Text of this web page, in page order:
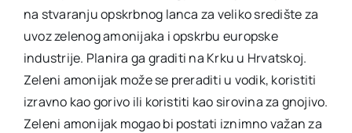
na stvaranju opskrbnog lanca za veliko središte za
uvoz zelenog amonijaka i opskrbu europske
industrije. Planira ga graditi na Krku u Hrvatskoj.
Zeleni amonijak može se preraditi u vodik, koristiti
izravno kao gorivo ili koristiti kao sirovina za gnojivo.
Zeleni amonijak mogao bi postati iznimno važan za